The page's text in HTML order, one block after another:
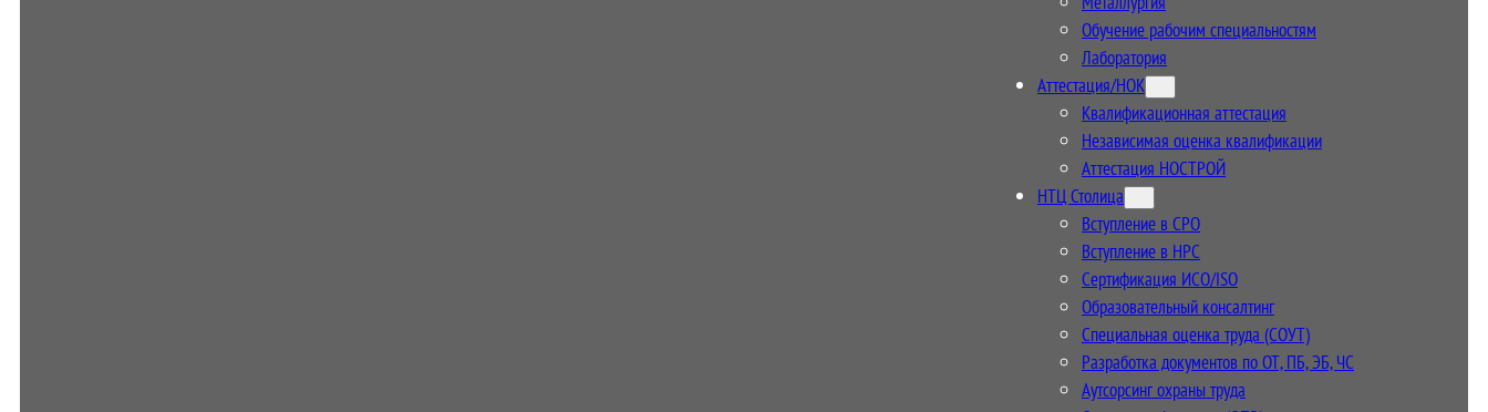
Обучение рабочим специальностям
Лаборатория
Аттестация/НОК
Квалификационная аттестация
Независимая оценка квалификации
Аттестация НОСТРОЙ
НТЦ Столица
Вступление в СРО
Вступление в НРС
Сертификация ИСО/ISO
Образовательный консалтинг
Специальная оценка труда (СОУТ)
Разработка документов по ОТ, ПБ, ЭБ, ЧС
Аутсорсинг охраны труда